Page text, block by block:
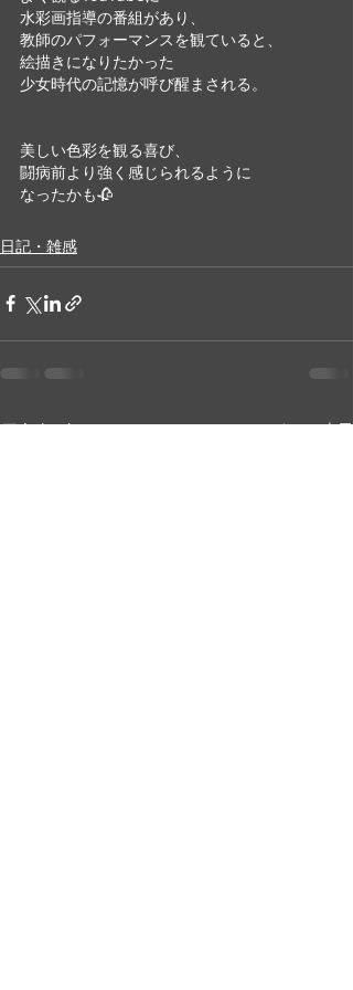
水彩画指導の番組があり、
教師のパフォーマンスを観ていると、
絵描きになりたかった
少女時代の記憶が呼び醒まされる。
美しい色彩を観る喜び、
闘病前より強く感じられるように
なったかも🥀
日記・雑感
最新記事 すべて表示